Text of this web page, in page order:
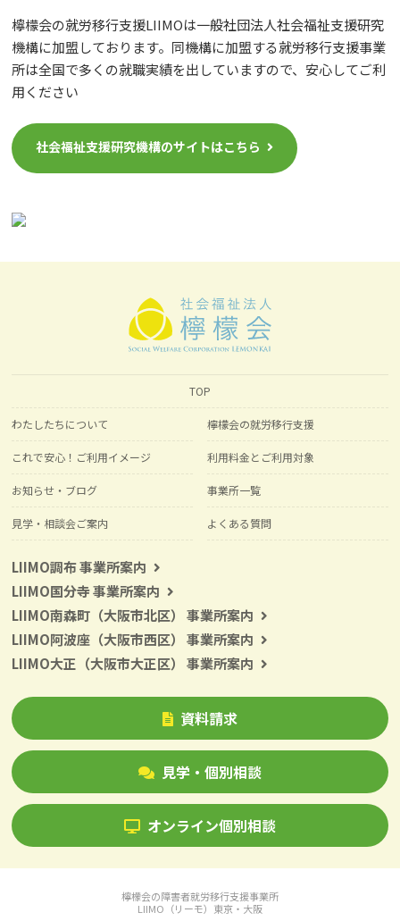
檸檬会の就労移行支援LIIMOは一般社団法人社会福祉支援研究
機構に加盟しております。同機構に加盟する就労移行支援事業
所は全国で多くの就職実績を出していますので、安心してご利
用ください
社会福祉支援研究機構のサイトはこちら
TOP
わたしたちについて 檸檬会の就労移行支援
これで安心！ご利用イメージ 利用料金とご利用対象
お知らせ・ブログ 事業所一覧
見学・相談会ご案内 よくある質問
LIIMO調布 事業所案内
LIIMO国分寺 事業所案内
LIIMO南森町（大阪市北区） 事業所案内
LIIMO阿波座（大阪市西区） 事業所案内
LIIMO大正（大阪市大正区） 事業所案内
資料請求
見学・個別相談
オンライン個別相談
檸檬会の障害者就労移行支援事業所
LIIMO（リーモ）東京・大阪